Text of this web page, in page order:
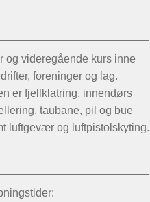
og videregående kurs inne
foreninger og lag.
er fjellklatring, innendørs
taubane, pil og bue
luftgevær og luftpistolskyting.